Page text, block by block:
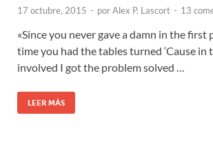
17 octubre, 2015 - porAlex P. Lascort - 13
«Since you never gave a damn in the first
time you had the tables turned ‘Cause in
involved I got the problem solved …
LEER MÁS